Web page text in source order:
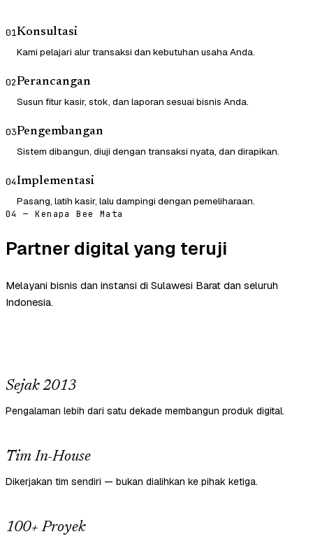
01Konsultasi
Kami pelajari alur transaksi dan kebutuhan usaha Anda.
02Perancangan
Susun fitur kasir, stok, dan laporan sesuai bisnis Anda.
03Pengembangan
Sistem dibangun, diuji dengan transaksi nyata, dan dirapikan.
04Implementasi
Pasang, latih kasir, lalu dampingi dengan pemeliharaan.
04 — Kenapa Bee Mata
Partner digital yang teruji
Melayani bisnis dan instansi di Sulawesi Barat dan seluruh
Indonesia.
Sejak 2013
Pengalaman lebih dari satu dekade membangun produk digital.
Tim In-House
Dikerjakan tim sendiri — bukan dialihkan ke pihak ketiga.
100+ Proyek